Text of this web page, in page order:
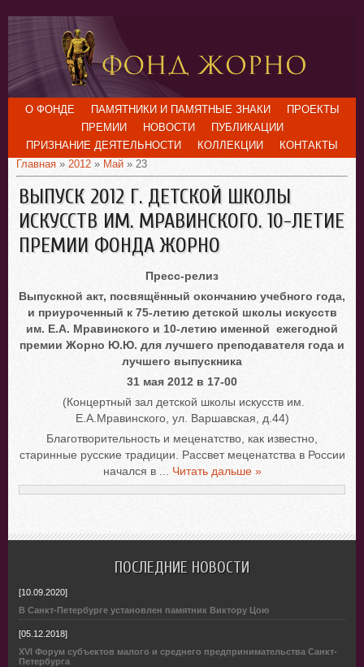
О ФОНДЕ ПАМЯТНИКИ И ПАМЯТНЫЕ ЗНАКИ
ПРОЕКТЫ
ПРЕМИИ
НОВОСТИ
ПУБЛИКАЦИИ
ПРИЗНАНИЕ ДЕЯТЕЛЬНОСТИ
КОЛЛЕКЦИИ
КОНТАКТЫ
Главная » 2012 » Май » 23
ВЫПУСК 2012 Г. ДЕТСКОЙ ШКОЛЫ
ИСКУССТВ ИМ. МРАВИНСКОГО. 10-ЛЕТИЕ
ПРЕМИИ ФОНДА ЖОРНО
Пресс-релиз
Выпускной акт, посвящённый окончанию учебного года,
и приуроченный к 75-летию детской школы искусств
им. Е.А. Мравинского и 10-летию именной ежегодной
премии Жорно Ю.Ю. для лучшего преподавателя года и
лучшего выпускника
31 мая 2012 в 17-00
(Концертный зал детской школы искусств им.
Е.А.Мравинского, ул. Варшавская, д.44)
Благотворительность и меценатство, как известно,
старинные русские традиции. Рассвет меценатства в России
начался в
Читать дальше »
ПОСЛЕДНИЕ НОВОСТИ
[10.09.2020]
В Санкт-Петербурге установлен памятник Виктору Цою
[05.12.2018]
XVI Форум субъектов малого и среднего предпринимательства Санкт-
Петербурга